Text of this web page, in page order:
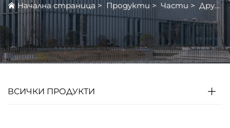
Начална страница > Продукти > Части > Други части
ВСИЧКИ ПРОДУКТИ